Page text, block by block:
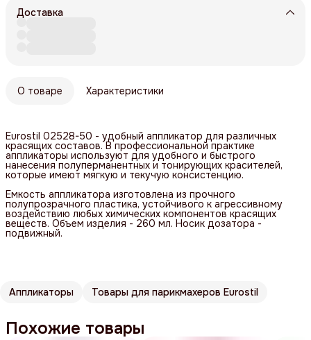
Доставка
О товаре Характеристики
Eurostil 02528-50 - удобный аппликатор для различных
красящих составов. В профессиональной практике
аппликаторы используют для удобного и быстрого
нанесения полуперманентных и тонирующих красителей,
которые имеют мягкую и текучую консистенцию.
Емкость аппликатора изготовлена из прочного
полупрозрачного пластика, устойчивого к агрессивному
воздействию любых химических компонентов красящих
веществ. Объем изделия - 260 мл. Носик дозатора -
подвижный.
Аппликаторы Товары для парикмахеров Eurostil
Похожие товары